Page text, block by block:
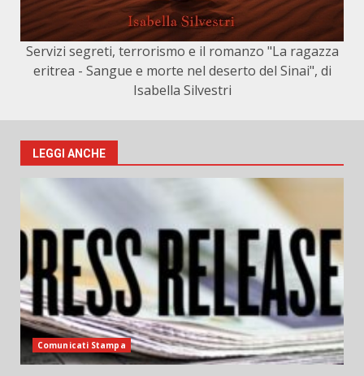
Servizi segreti, terrorismo e il romanzo "La ragazza
eritrea - Sangue e morte nel deserto del Sinai", di
Isabella Silvestri
LEGGI ANCHE
Comunicati Stampa